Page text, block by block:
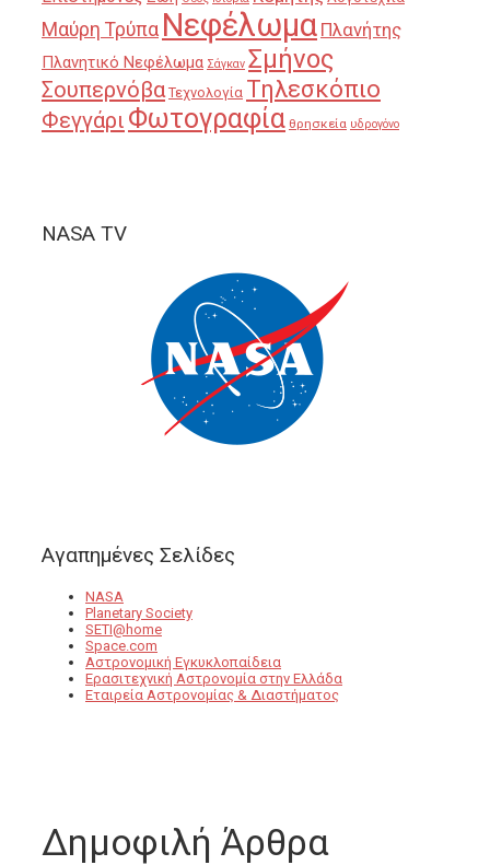
Μαύρη Τρύπα Νεφέλωμα Πλανήτης
Πλανητικό Νεφέλωμα Σάγκαν Σμήνος
Σουπερνόβα Τεχνολογία Τηλεσκόπιο
Φεγγάρι Φωτογραφία θρησκεία υδρογόνο
NASA TV
Αγαπημένες Σελίδες
NASA
Planetary Society
SETI@home
Space.com
Αστρονομική Εγκυκλοπαίδεια
Ερασιτεχνική Αστρονομία στην Ελλάδα
Εταιρεία Αστρονομίας & Διαστήματος
Δημοφιλή Άρθρα